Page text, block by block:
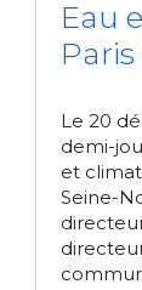
Eau
Le 20
demi-
et
Seine-